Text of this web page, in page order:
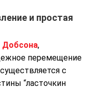
и простая
Добсона,
перемещение
с
“ласточкин